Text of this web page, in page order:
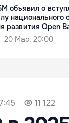
объявил о
национального
развития Open
20 Мар. 20:00
11 122